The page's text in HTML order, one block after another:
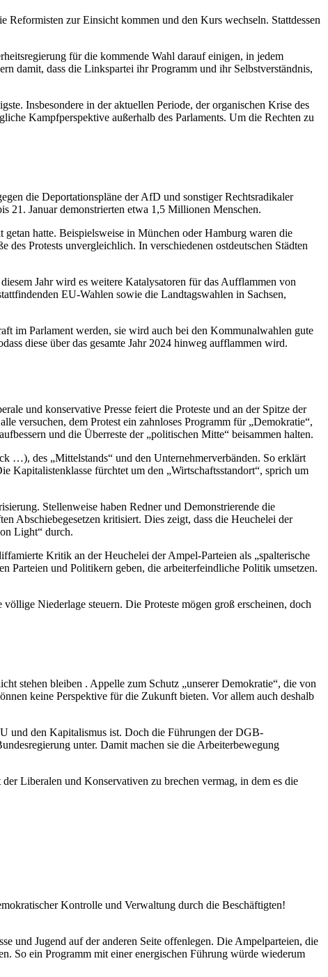
Reformisten zur Einsicht kommen und den Kurs wechseln. Stattdessen
für die kommende Wahl darauf einigen, in jedem
damit, dass die Linkspartei ihr Programm und ihr Selbstverständnis,
Insbesondere in der aktuellen Periode, der organischen Krise des
Kampfperspektive außerhalb des Parlaments. Um die Rechten zu
die Deportationspläne der AfD und sonstiger Rechtsradikaler
21. Januar demonstrierten etwa 1,5 Millionen Menschen.
hatte. Beispielsweise in München oder Hamburg waren die
Protests unvergleichlich. In verschiedenen ostdeutschen Städten
Jahr wird es weitere Katalysatoren für das Aufflammen von
EU-Wahlen sowie die Landtagswahlen in Sachsen,
im Parlament werden, sie wird auch bei den Kommunalwahlen gute
diese über das gesamte Jahr 2024 hinweg aufflammen wird.
und konservative Presse feiert die Proteste und an der Spitze der
versuchen, dem Protest ein zahnloses Programm für „Demokratie“,
und die Überreste der „politischen Mitte“ beisammen halten.
…), des „Mittelstands“ und den Unternehmerverbänden. So erklärt
Kapitalistenklasse fürchtet um den „Wirtschaftsstandort“, sprich um
Stellenweise haben Redner und Demonstrierende die
Abschiebegesetzen kritisiert. Dies zeigt, dass die Heuchelei der
Light“ durch.
Kritik an der Heuchelei der Ampel-Parteien als „spalterische
Parteien und Politikern geben, die arbeiterfeindliche Politik umsetzen.
Niederlage steuern. Die Proteste mögen groß erscheinen, doch
stehen bleiben . Appelle zum Schutz „unserer Demokratie“, die von
keine Perspektive für die Zukunft bieten. Vor allem auch deshalb
und den Kapitalismus ist. Doch die Führungen der DGB-
unter. Damit machen sie die Arbeiterbewegung
Liberalen und Konservativen zu brechen vermag, in dem es die
Kontrolle und Verwaltung durch die Beschäftigten!
und Jugend auf der anderen Seite offenlegen. Die Ampelparteien, die
So ein Programm mit einer energischen Führung würde wiederum